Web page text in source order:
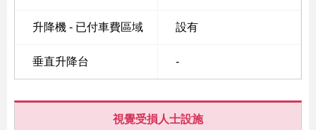
升降機 - 已付車費區域 設有
垂直升降台 -
視覺受損人士設施